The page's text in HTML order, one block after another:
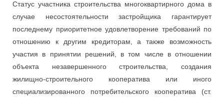
Статус участника строительства многоквартирного дома в
случае несостоятельности застройщика гарантирует
последнему приоритетное удовлетворение требований по
отношению к другим кредиторам, а также возможность
участия в принятии решений, в том числе в отношении
объекта незавершенного строительства, создания
жилищно-строительного кооператива или иного
специализированного потребительского кооператива (ст.